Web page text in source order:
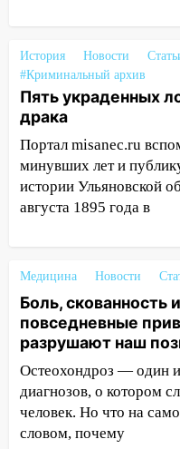
деревья в парке
18:00 Пепелище
Заволжье
ликвидировали
17:15 Прогноз
Ульяновской
16:00
В
15:28 Соцсети:
в Новом городе
15:12 В
многоэтажке
14:18 Гинеколог
какими
молодые мамы
История Новости
#Криминальный архив
Пять украденных
драка
Портал misanec.ru
минувших лет и
истории Ульяновской
августа 1895 года в
Медицина Новости
Боль, скованность
повседневные
разрушают наш
Остеохондроз — один
диагнозов, о котором
человек. Но что на
словом, почему